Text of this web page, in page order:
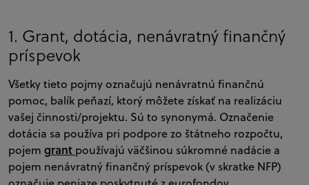
1. Grant, dotácia, nenávratný finančný
príspevok
Všetky tieto pojmy označujú nenávratnú finančnú
pomoc, balík peňazí, ktorý môžete získať na realizáciu
vašej činnosti/projektu. Sú to synonymá. Označenie
dotácia sa používa pri podpore zo štátneho rozpočtu,
pojem grant používajú väčšinou súkromné nadácie a
pojem nenávratný finančný príspevok (v skratke NFP)